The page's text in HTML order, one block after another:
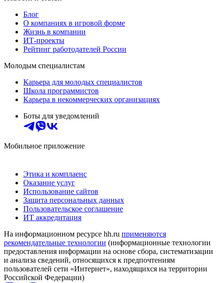
Блог
О компаниях в игровой форме
Жизнь в компании
ИТ-проекты
Рейтинг работодателей России
Молодым специалистам
Карьера для молодых специалистов
Школа программистов
Карьера в некоммерческих организациях
Боты для уведомлений
Мобильное приложение
Этика и комплаенс
Оказание услуг
Использование сайтов
Защита персональных данных
Пользовательское соглашение
ИТ аккредитация
На информационном ресурсе hh.ru применяются
рекомендательные технологии (информационные технологии
предоставления информации на основе сбора, систематизации
и анализа сведений, относящихся к предпочтениям
пользователей сети «Интернет», находящихся на территории
Российской Федерации)